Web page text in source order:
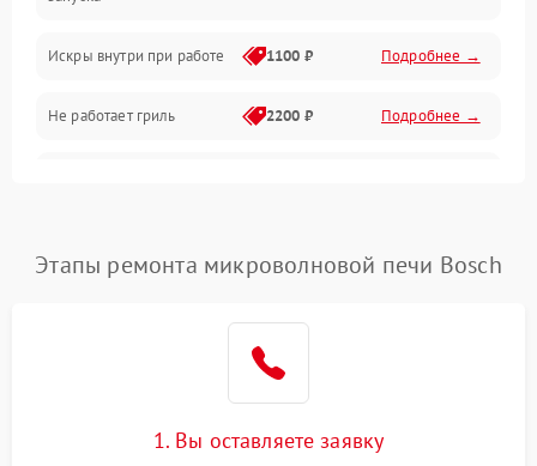
Программное обеспечение
Искры внутри при работе 1100 ₽ Подробнее →
Не работает гриль 2200 ₽ Подробнее →
Подробнее →
2200 ₽
Не работают сенсорные
Этапы ремонта микроволновой печи Bosch
1. Вы оставляете заявку